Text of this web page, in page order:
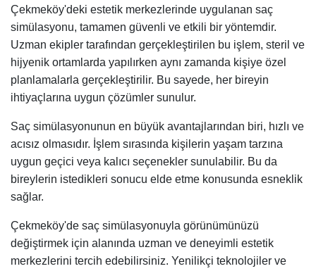
Çekmeköy'deki estetik merkezlerinde uygulanan saç
simülasyonu, tamamen güvenli ve etkili bir yöntemdir.
Uzman ekipler tarafından gerçekleştirilen bu işlem, steril ve
hijyenik ortamlarda yapılırken aynı zamanda kişiye özel
planlamalarla gerçekleştirilir. Bu sayede, her bireyin
ihtiyaçlarına uygun çözümler sunulur.
Saç simülasyonunun en büyük avantajlarından biri, hızlı ve
acısız olmasıdır. İşlem sırasında kişilerin yaşam tarzına
uygun geçici veya kalıcı seçenekler sunulabilir. Bu da
bireylerin istedikleri sonucu elde etme konusunda esneklik
sağlar.
Çekmeköy'de saç simülasyonuyla görünümünüzü
değiştirmek için alanında uzman ve deneyimli estetik
merkezlerini tercih edebilirsiniz. Yenilikçi teknolojiler ve